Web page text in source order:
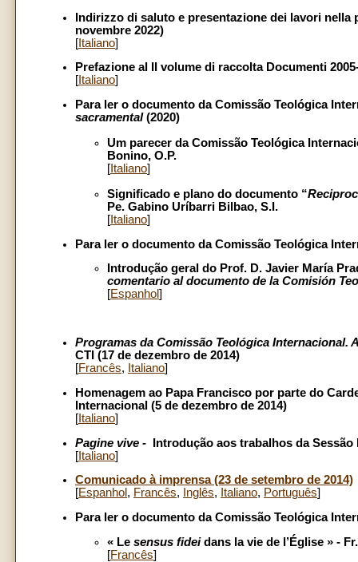
Indirizzo di saluto e presentazione dei lavori nella
novembre 2022)
[Italiano]
Prefazione al II volume di raccolta Documenti
[ Italiano]
Para ler o documento da Comissão Teológica
sacramental(2020)
Um parecer da Comissão Teológica
Bonino, O.P.
[ Italiano]
Significado e plano do documento “
Pe. Gabino Uríbarri Bilbao, S.I.
[ Italiano]
Para ler o documento da Comissão Teológica
Introdução geral do Prof. D. Javier María
comentario al documento de la Comisión
[Espanhol]
Programas da Comissão Teológica Internacional.
CTI (17 de dezembro de 2014)
[Francês, Italiano]
Homenagem ao Papa Francisco por parte do
Internacional (5 de dezembro de 2014)
[ Italiano]
Pagine vive -
Introdução aos trabalhos da Sessão
[ Italiano]
Comunicado à imprensa (23 de setembro de 2014)
[Espanhol , Francês, Inglês, Italiano, Português]
Para ler o documento da Comissão Teológica
« Le sensus fideidans la vie de l’Église » -
[Francês]